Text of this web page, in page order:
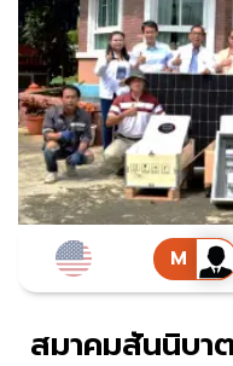
สมาคมสันนิบา